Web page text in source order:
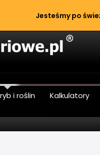
Jesteśmy po
i roślin Kalkulatory